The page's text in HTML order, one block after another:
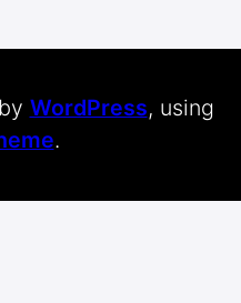
WordPress, using
.